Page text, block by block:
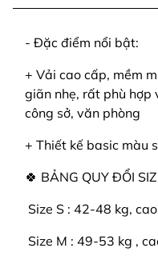
- Đặc điểm nổi bật:
+ Vải cao cấp, mềm
giãn nhẹ, rất phù hợp
công sở, văn phòng
+ Thiết kế basic màu
🍀 BẢNG QUY ĐỔI
Size S : 42-48 kg,
Size M : 49-53 kg ,